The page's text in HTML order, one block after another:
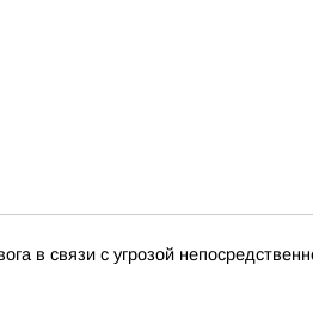
в связи с угрозой